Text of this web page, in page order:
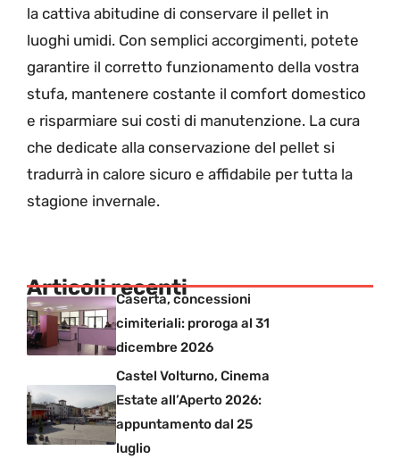
la cattiva abitudine di conservare il pellet in
luoghi umidi. Con semplici accorgimenti, potete
garantire il corretto funzionamento della vostra
stufa, mantenere costante il comfort domestico
e risparmiare sui costi di manutenzione. La cura
che dedicate alla conservazione del pellet si
tradurrà in calore sicuro e affidabile per tutta la
stagione invernale.
Articoli recenti
Caserta, concessioni
cimiteriali: proroga al 31
dicembre 2026
Castel Volturno, Cinema
Estate all’Aperto 2026:
appuntamento dal 25
luglio